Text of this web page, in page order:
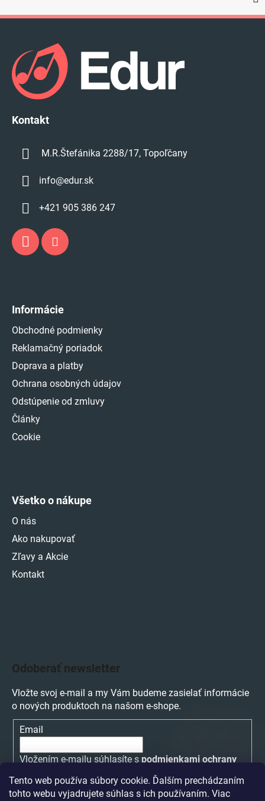
Tento web používa súbory cookie. Ďalším prechádzaním
tohto webu vyjadrujete súhlas s ich používaním. Viac
Kontakt
M.R.Štefánika 2288/17, Topoľčany
info@edur.sk
+421 905 386 247
Informácie
Obchodné podmienky
Reklamačný poriadok
Doprava a platby
Ochrana osobných údajov
Odstúpenie od zmluvy
Články
Cookie
Všetko o nákupe
O nás
Ako nakupovať
Zľavy a Akcie
Kontakt
Odoberať newsletter
Vložte svoj e-mail a my Vám budeme zasielať informácie
o nových produktoch na našom e-shope.
Email
Vložením e-mailu súhlasíte s podmienkami ochrany